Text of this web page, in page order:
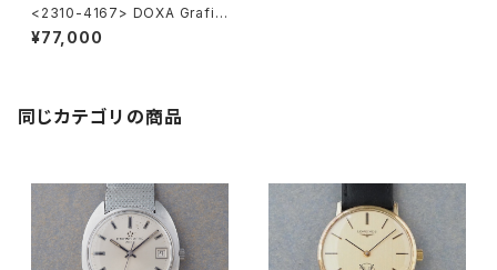
<2310-4167> DOXA Grafic
Automatic
¥77,000
同じカテゴリの商品